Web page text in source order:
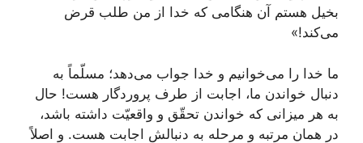
بخیل هستم آن هنگامی که خدا از من طلب قرض
می‌کند!»
ما خدا را می‌خوانیم و خدا جواب می‌دهد؛ مسلّماً به
دنبال خواندن ما، اجابت از طرف پروردگار هست! حال
به هر میزانی که خواندن تحقّق و واقعیّت داشته باشد،
در همان مرتبه و مرحله به دنبالش اجابت هست. و اصلاً